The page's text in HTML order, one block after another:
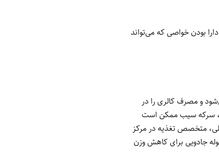
بودن خواصی که می‌تواند
و مصرف کالری را در
سرکه سیب ممکن است
متخصص تغذیه در مرکز
جادویی برای کاهش وزن